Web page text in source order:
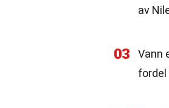
av
03
Vann
fordel